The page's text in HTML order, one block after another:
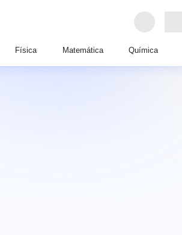
Física Matemática Química